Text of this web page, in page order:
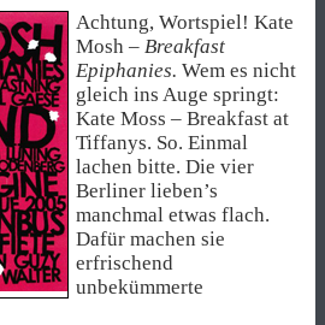
Achtung, Wortspiel! Kate
Mosh – Breakfast
Epiphanies. Wem es nicht
gleich ins Auge springt:
Kate Moss – Breakfast at
Tiffanys. So. Einmal
lachen bitte. Die vier
Berliner lieben’s
manchmal etwas flach.
Dafür machen sie
erfrischend
unbekümmerte